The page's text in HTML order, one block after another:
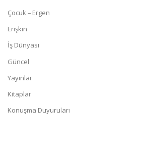
Çocuk – Ergen
Erişkin
İş Dünyası
Güncel
Yayınlar
Kitaplar
Konuşma Duyuruları